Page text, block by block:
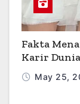
Fakta
Karir Dunia
May 25,